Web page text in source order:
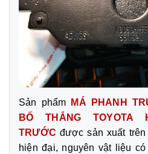
Sản phẩm
MÁ PHANH
BỐ THẮNG TOYOTA
TRƯỚC được sản xuất
hiện đại, nguyên vật liệu